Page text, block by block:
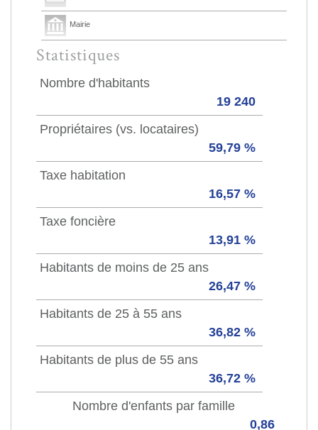
Mairie
Statistiques
Nombre d'habitants
19 240
Propriétaires (vs. locataires)
59,79 %
Taxe habitation
16,57 %
Taxe foncière
13,91 %
Habitants de moins de 25 ans
26,47 %
Habitants de 25 à 55 ans
36,82 %
Habitants de plus de 55 ans
36,72 %
Nombre d'enfants par famille
0,86